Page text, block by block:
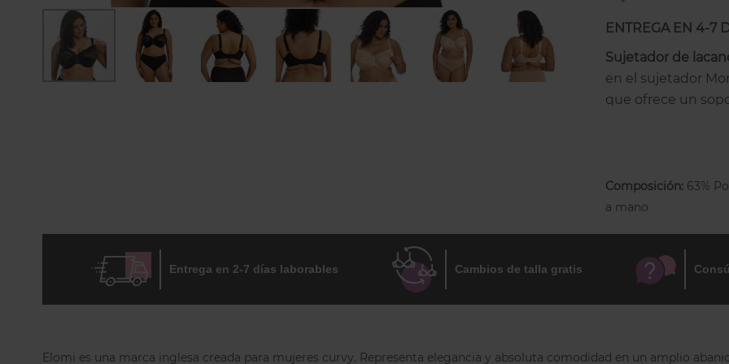
ENTREGA EN 4-7
Sujetador de
en el sujetador
que ofrece un
baja elasticidad
permite unaajuste
manejo con una
espuma unido al
amamanta. Tiene
Composición: 63%
a mano
Entrega en 2-7 días laborables Cambios de talla gratis
Elomi es una marca inglesa creada para mujeres curvy. Representa elegancia y absoluta comodidad en un amplio